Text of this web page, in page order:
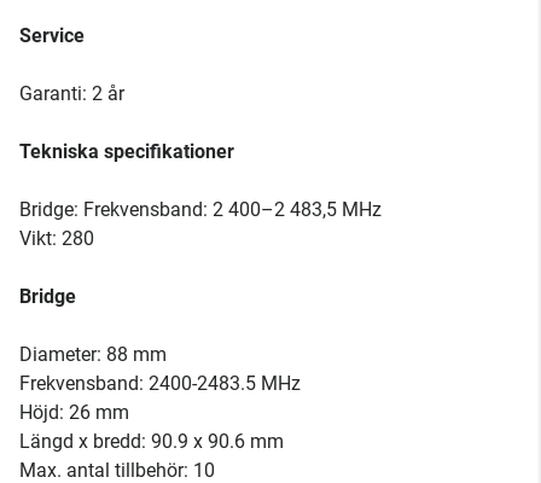
Service
Garanti: 2 år
Tekniska specifikationer
Bridge: Frekvensband: 2 400–2 483,5 MHz
Vikt: 280
Bridge
Diameter: 88 mm
Frekvensband: 2400-2483.5 MHz
Höjd: 26 mm
Längd x bredd: 90.9 x 90.6 mm
Max. antal tillbehör: 10